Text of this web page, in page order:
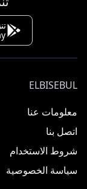
ELBISEBUL
معلومات عنا
اتصل بنا
شروط الاستخدام
سياسة الخصوصية